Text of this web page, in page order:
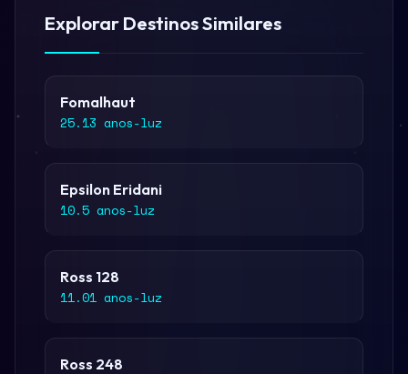
Explorar Destinos Similares
Fomalhaut
25.13 anos-luz
Epsilon Eridani
10.5 anos-luz
Ross 128
11.01 anos-luz
Ross 248